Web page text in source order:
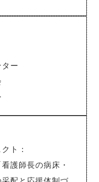
ー
ト：
護師長の病床・